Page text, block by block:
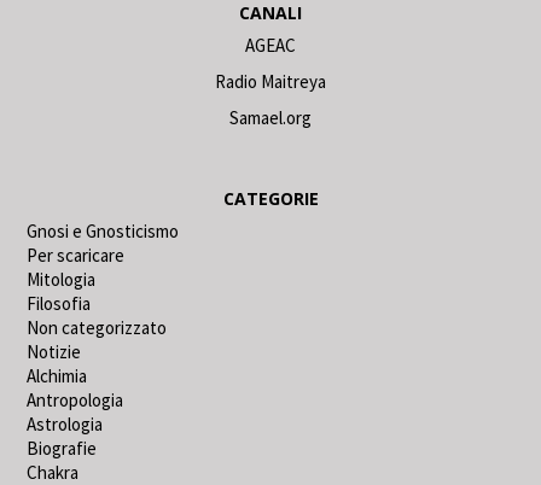
CANALI
AGEAC
Radio Maitreya
Samael.org
CATEGORIE
Gnosi e Gnosticismo
Per scaricare
Mitologia
Filosofia
Non categorizzato
Notizie
Alchimia
Antropologia
Astrologia
Biografie
Chakra